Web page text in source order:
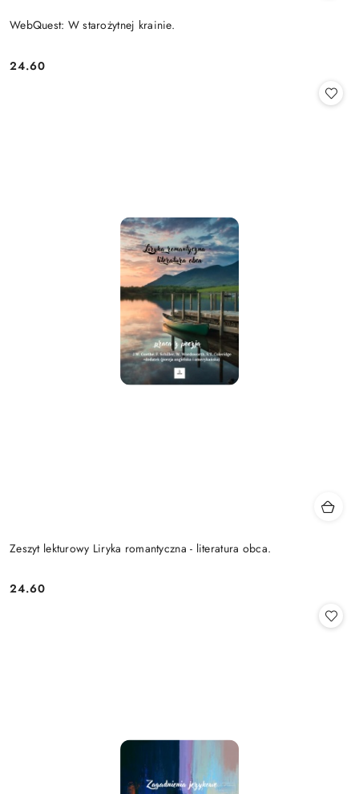
WebQuest: W starożytnej krainie.
Cena:
24.60
Zeszyt lekturowy Liryka romantyczna - literatura obca.
Cena:
24.60